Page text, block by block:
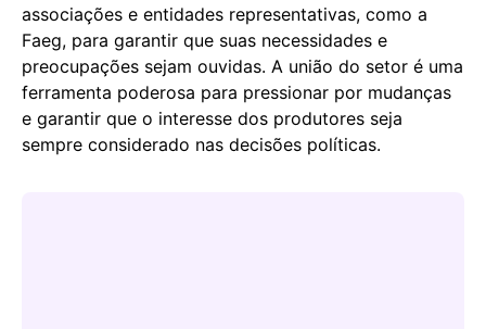
associações e entidades representativas, como a
Faeg, para garantir que suas necessidades e
preocupações sejam ouvidas. A união do setor é uma
ferramenta poderosa para pressionar por mudanças
e garantir que o interesse dos produtores seja
sempre considerado nas decisões políticas.